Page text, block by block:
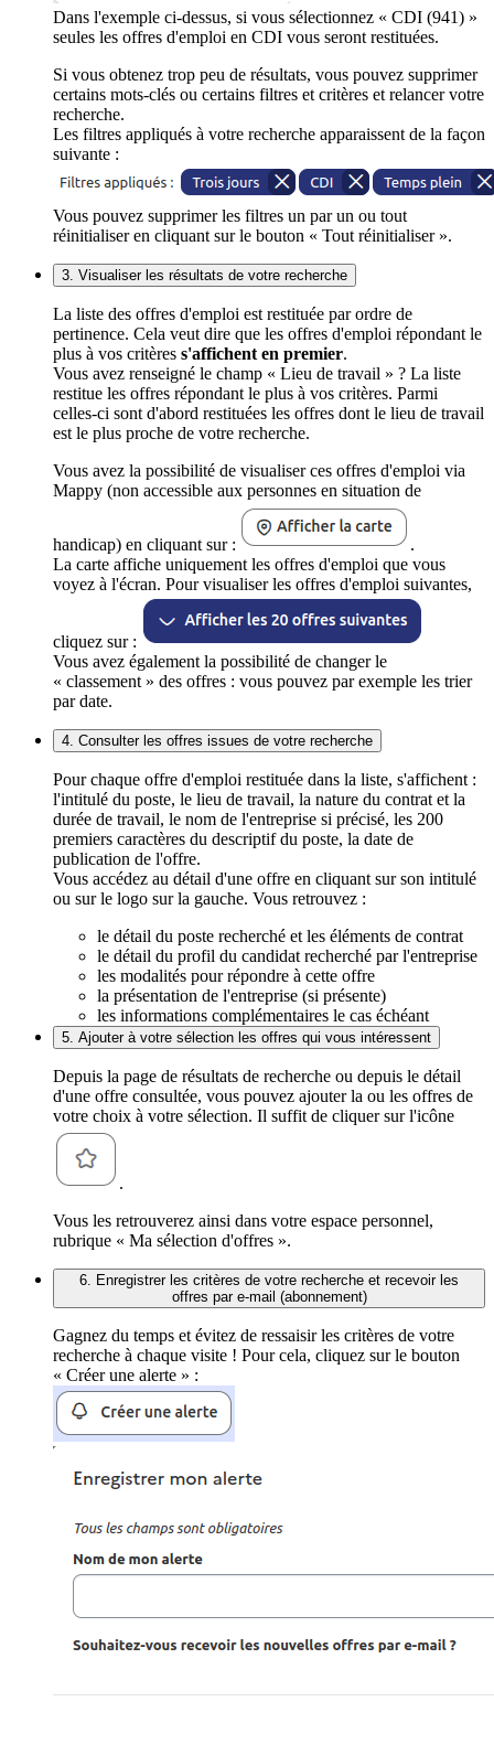
Dans l'exemple ci-dessus, si vous sélectionnez « CDI (941) »
seules les offres d'emploi en CDI vous seront restituées.
Si vous obtenez trop peu de résultats, vous pouvez supprimer
certains mots-clés ou certains filtres et critères et relancer votre
recherche.
Les filtres appliqués à votre recherche apparaissent de la façon
suivante :
Vous pouvez supprimer les filtres un par un ou tout
réinitialiser en cliquant sur le bouton « Tout réinitialiser ».
3. Visualiser les résultats de votre recherche
La liste des offres d'emploi est restituée par ordre de
pertinence. Cela veut dire que les offres d'emploi répondant le
plus à vos critères s'affichent en premier.
Vous avez renseigné le champ « Lieu de travail » ? La liste
restitue les offres répondant le plus à vos critères. Parmi
celles-ci sont d'abord restituées les offres dont le lieu de travail
est le plus proche de votre recherche.
Vous avez la possibilité de visualiser ces offres d'emploi via
Mappy (non accessible aux personnes en situation de
handicap) en cliquant sur :
.
La carte affiche uniquement les offres d'emploi que vous
voyez à l'écran. Pour visualiser les offres d'emploi suivantes,
cliquez sur :
Vous avez également la possibilité de changer le
« classement » des offres : vous pouvez par exemple les trier
par date.
4. Consulter les offres issues de votre recherche
Pour chaque offre d'emploi restituée dans la liste, s'affichent :
l'intitulé du poste, le lieu de travail, la nature du contrat et la
durée de travail, le nom de l'entreprise si précisé, les 200
premiers caractères du descriptif du poste, la date de
publication de l'offre.
Vous accédez au détail d'une offre en cliquant sur son intitulé
ou sur le logo sur la gauche. Vous retrouvez :
le détail du poste recherché et les éléments de contrat
le détail du profil du candidat recherché par l'entreprise
les modalités pour répondre à cette offre
la présentation de l'entreprise (si présente)
les informations complémentaires le cas échéant
5. Ajouter à votre sélection les offres qui vous intéressent
Depuis la page de résultats de recherche ou depuis le détail
d'une offre consultée, vous pouvez ajouter la ou les offres de
votre choix à votre sélection. Il suffit de cliquer sur l'icône
.
Vous les retrouverez ainsi dans votre espace personnel,
rubrique « Ma sélection d'offres ».
6. Enregistrer les critères de votre recherche et recevoir les
offres par e-mail (abonnement)
Gagnez du temps et évitez de ressaisir les critères de votre
recherche à chaque visite ! Pour cela, cliquez sur le bouton
« Créer une alerte » :